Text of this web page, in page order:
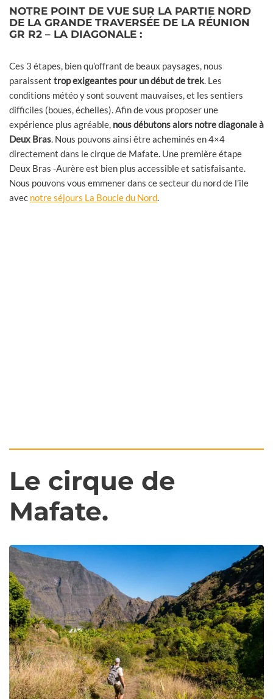
NOTRE POINT DE VUE SUR LA PARTIE NORD
DE LA GRANDE TRAVERSÉE DE LA RÉUNION
GR R2 – LA DIAGONALE :
Ces 3 étapes, bien qu’offrant de beaux paysages, nous
paraissent trop exigeantes pour un début de trek. Les
conditions météo y sont souvent mauvaises, et les sentiers
difficiles (boues, échelles). Afin de vous proposer une
expérience plus agréable, nous débutons alors notre diagonale à
Deux Bras. Nous pouvons ainsi être acheminés en 4×4
directement dans le cirque de Mafate. Une première étape
Deux Bras -Aurère est bien plus accessible et satisfaisante.
Nous pouvons vous emmener dans ce secteur du nord de l’île
avec notre séjours La Boucle du Nord.
Le cirque de
Mafate.